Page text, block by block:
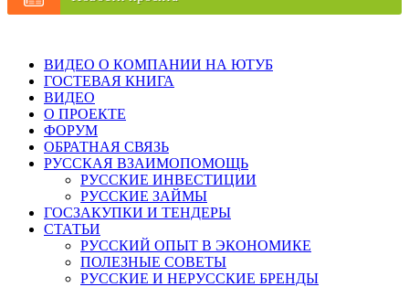
ВИДЕО О КОМПАНИИ НА ЮТУБ
ГОСТЕВАЯ КНИГА
ВИДЕО
О ПРОЕКТЕ
ФОРУМ
ОБРАТНАЯ СВЯЗЬ
РУССКАЯ ВЗАИМОПОМОЩЬ
РУССКИЕ ИНВЕСТИЦИИ
РУССКИЕ ЗАЙМЫ
ГОСЗАКУПКИ И ТЕНДЕРЫ
СТАТЬИ
РУССКИЙ ОПЫТ В ЭКОНОМИКЕ
ПОЛЕЗНЫЕ СОВЕТЫ
РУССКИЕ И НЕРУССКИЕ БРЕНДЫ